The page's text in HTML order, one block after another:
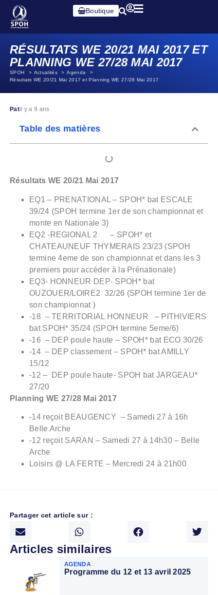
Boutique
RÉSULTATS WE 20/21 MAI 2017 ET
PLANNING WE 27/28 MAI 2017
SPOH Actualités
Agenda
Résultats WE 20/21 Mai 2017 et Planning WE 27/28 Mai 2017
Patil y a 9 ans
Table des matières
Résultats WE 20/21 Mai 2017
EQ1 – PRENATIONAL – SPOH* bat ESCALE
39/24 (SPOH termine 1er de son championnat et
monte en Nationale 3)
EQ2 -REGIONAL 2 – SPOH* et
CHATEAUNEUF THYMERAIS 23/23 (SPOH
termine 4eme de son championnat et dans les 3
premiers pour accéder à la Prénationale)
EQ3- HONNEUR DEP- SPOH* bat
OUZOUER/LOIRE2 32/26 (SPOH termine 1er de
son championnat )
-18 – TERRITORIAL HONNEUR – PITHIVIERS
bat SPOH* 35/24 (SPOH termine 5eme/6)
-16 – DEP poule haute – SPOH* bat ECO 30/26
-14 – DEP classement – SPOH* bat AMILLY
15/12
-12 – DEP poule haute- SPOH bat JARGEAU*
27/20
Planning WE 27/28 Mai 2017
-14 reçoit BEAUGENCY – Samedi 27 à 16h
Belle Arche
-12 reçoit SARAN – Samedi 27 à 14h30 – Belle
Arche
Loisirs @ LA FERTE – Mercredi 24 à 21h00
Partager cet article sur :
Articles similaires
AGENDA
Programme du 12 et 13 avril 2025